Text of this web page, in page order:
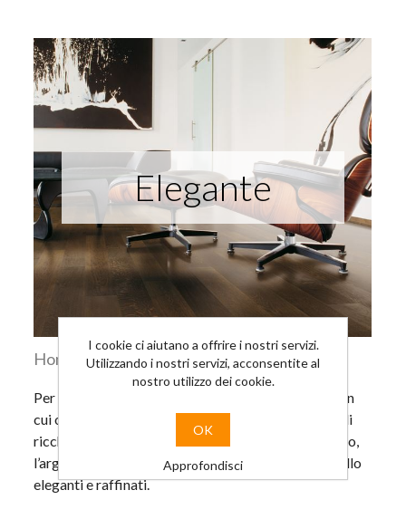
Elegante
Home Ispirazioni Elegante
Per chi ama uno stile elaborato, ricco e sofisticato in
cui ogni pezzo dell’arredamento evoca sentimenti di
ricchezza e splendore. I colori più ricercati sono l’oro,
l’argento e il bronzo, tessuti lussuosi ed arredi gioiello
eleganti e raffinati.
I cookie ci aiutano a offrire i nostri servizi.
Utilizzando i nostri servizi, acconsentite al
nostro utilizzo dei cookie.
OK
Approfondisci